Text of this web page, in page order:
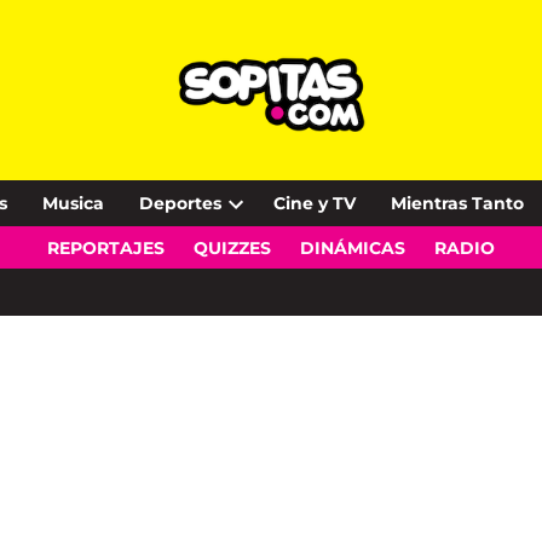
Musica Deportes
Open
dropdown
Cine y TV Mientras Tanto
REPORTAJES QUIZZES DINÁMICAS RADIO